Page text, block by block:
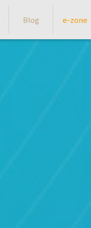
Blog e-zone